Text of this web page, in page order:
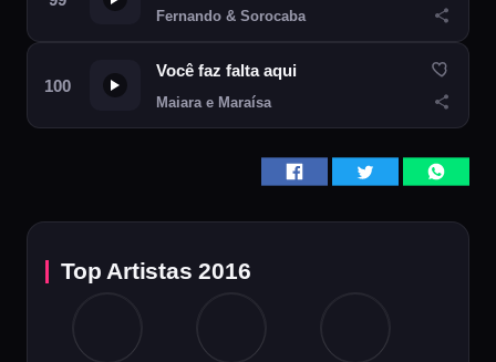
Fernando & Sorocaba
Você faz falta aqui
Maiara e Maraísa
Top Artistas 2016